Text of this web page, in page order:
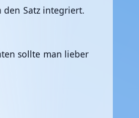
Satz integriert.
sollte man lieber